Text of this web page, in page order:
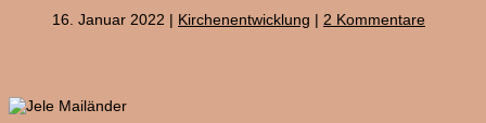
16. Januar 2022 | Kirchenentwicklung | 2 Kommentare